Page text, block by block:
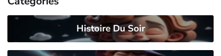
Histoire Du Soir